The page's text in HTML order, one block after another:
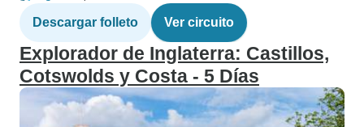
Descargar folleto Ver circuito
Explorador de Inglaterra: Castillos,
Cotswolds y Costa - 5 Días